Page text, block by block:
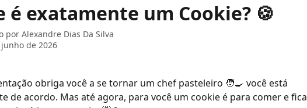
é exatamente um Cookie? 🍪
por Alexandre Dias Da Silva
de 2026
obriga você a se tornar um chef pasteleiro 🧑‍🍳 você está
de acordo. Mas até agora, para você um cookie é para comer e fica